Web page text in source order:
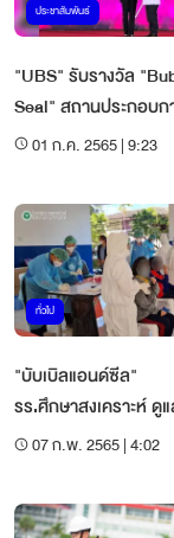
ประชาสัมพันธ์
"UBS" รับรางวัล
Seal" สถานประกอบ
ควบคุมโควิด-19 ระดับดี
01 ก.ค. 2565 | 9:23
ทั่วไป
"บับเบิลแอนด์ซีล"
รร.ศึกษาสงเคราะห์
เชื้อ "โควิด-19"
07 ก.พ. 2565 | 4:02